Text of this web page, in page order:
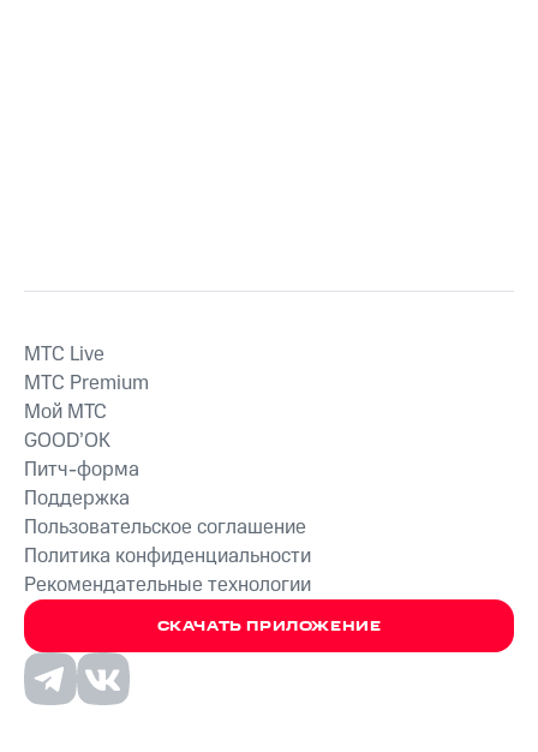
СКАЧАТЬ ПРИЛОЖЕНИЕ
MTС Live
MTС Premium
Мой МТС
GOOD’OK
Питч-форма
Поддержка
Пользовательское соглашение
Политика конфиденциальности
Рекомендательные технологии